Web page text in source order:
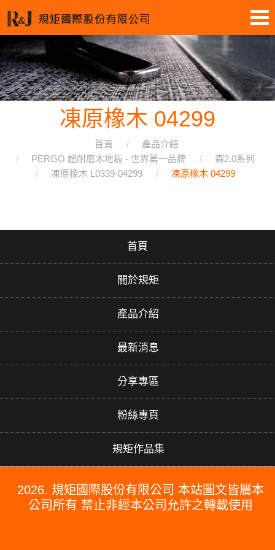
凍原橡木 04299
首頁
產品介紹
PERGO 超耐磨木地板 - 世界第一品牌
森2.0系列
凍原橡木 L0339-04299
凍原橡木 04299
首頁
關於規矩
產品介紹
最新消息
分享專區
粉絲專頁
規矩作品集
2026. 規矩國際股份有限公司 本站圖文皆屬本
公司所有 禁止非經本公司允許之轉載使用